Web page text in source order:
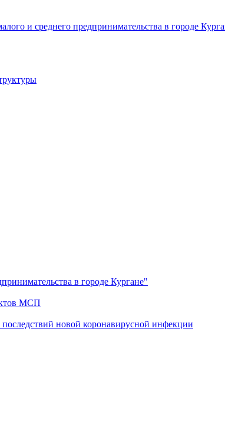
и среднего предпринимательства в городе
в городе Кургане"
МСП
новой коронавирусной инфекции